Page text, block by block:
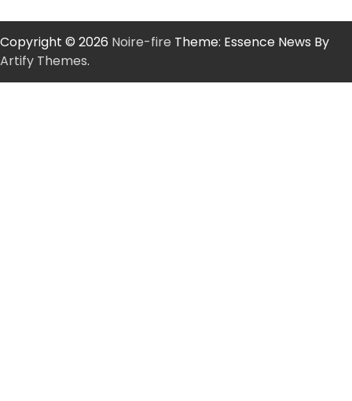
Copyright © 2026 Noire-fire Theme: Essence News By
Artify Themes.